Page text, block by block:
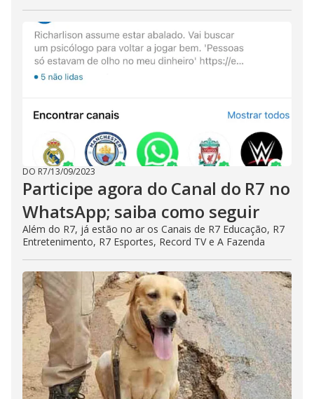
DO R7/13/09/2023
Participe agora do Canal do R7 no
WhatsApp; saiba como seguir
Além do R7, já estão no ar os Canais de R7 Educação, R7
Entretenimento, R7 Esportes, Record TV e A Fazenda